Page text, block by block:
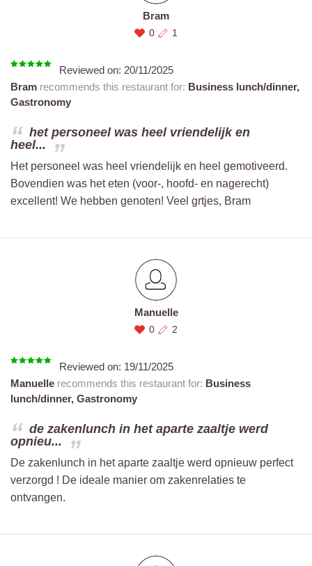
Bram
0 1
Reviewed on: 20/11/2025
Bram recommends this restaurant for: Business lunch/dinner,
Gastronomy
het personeel was heel vriendelijk en
heel...
Het personeel was heel vriendelijk en heel gemotiveerd.
Bovendien was het eten (voor-, hoofd- en nagerecht)
excellent! We hebben genoten! Veel grtjes, Bram
Manuelle
0 2
Reviewed on: 19/11/2025
Manuelle recommends this restaurant for: Business
lunch/dinner, Gastronomy
de zakenlunch in het aparte zaaltje werd
opnieu...
De zakenlunch in het aparte zaaltje werd opnieuw perfect
verzorgd ! De ideale manier om zakenrelaties te
ontvangen.